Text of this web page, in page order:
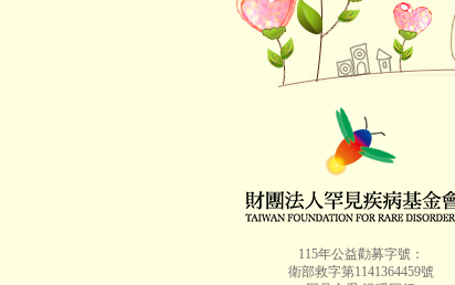
115年公益勸募字號：
衛部救字第1141364459號